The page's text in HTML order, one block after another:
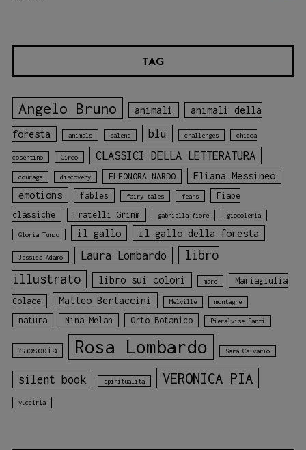
TAG
Angelo Bruno animali animali della
foresta animals balene blu challenges chicca
cosentino Circo CLASSICI DELLA LETTERATURA
courage discovery ELEONORA NARDO
Eliana Messineo
emotions
fables fairy tales fears
Fiabe
classiche
Fratelli Grimm gabriella fiore giocoleria
Gloria Tundo il gallo il gallo della foresta
Jessica Adamo Laura Lombardo
libro
illustrato
libro sui colori mare
Mariagiulia
Colace
Matteo Bertaccini Melville montagne
natura Nina Melan Orto Botanico Pieralvise Santi
rapsodia Rosa Lombardo Sara Calvario
silent book spiritualità VERONICA PIA
vucciria